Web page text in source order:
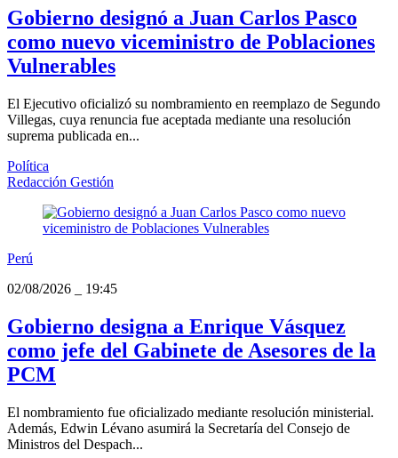
Gobierno designó a Juan Carlos Pasco
como nuevo viceministro de Poblaciones
Vulnerables
El Ejecutivo oficializó su nombramiento en reemplazo de Segundo
Villegas, cuya renuncia fue aceptada mediante una resolución
suprema publicada en...
Política
Redacción Gestión
Perú
02/08/2026
19:45
Gobierno designa a Enrique Vásquez
como jefe del Gabinete de Asesores de la
PCM
El nombramiento fue oficializado mediante resolución ministerial.
Además, Edwin Lévano asumirá la Secretaría del Consejo de
Ministros del Despach...